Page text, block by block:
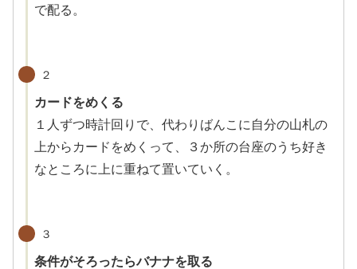
で配る。
２
カードをめくる
１人ずつ時計回りで、代わりばんこに自分の山札の
上からカードをめくって、３か所の台座のうち好き
なところに上に重ねて置いていく。
３
条件がそろったらバナナを取る